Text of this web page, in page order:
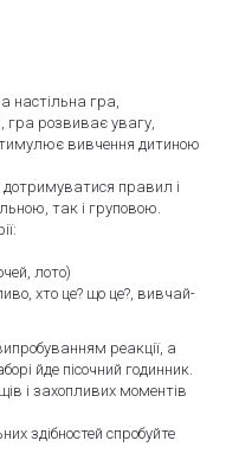
настільна гра,
гра розвиває увагу,
вивчення дитиною
правил і
так і груповою.
лото)
хто це? що це?, вивчай-
реакції, а
йде пісочний годинник.
і захопливих моментів
здібностей спробуйте